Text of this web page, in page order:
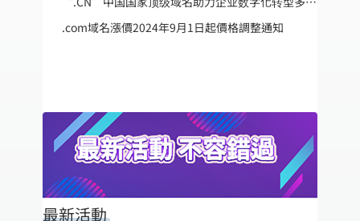
.com域名漲價2024年9月1日起價格調整通知
最新活動